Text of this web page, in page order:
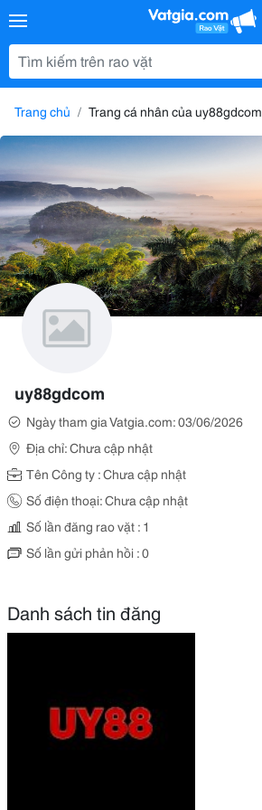
Trang chủ Trang cá nhân của uy88gdcom
uy88gdcom
Ngày tham gia Vatgia.com: 03/06/2026
Địa chỉ: Chưa cập nhật
Tên Công ty : Chưa cập nhật
Số điện thoại: Chưa cập nhật
Số lần đăng rao vặt : 1
Số lần gửi phản hồi : 0
Danh sách tin đăng